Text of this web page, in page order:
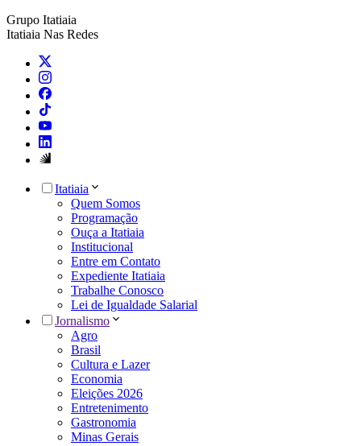
Grupo Itatiaia
Itatiaia Nas Redes
Itatiaia
Quem Somos
Programação
Ouça a Itatiaia
Institucional
Entre em Contato
Expediente Itatiaia
Trabalhe Conosco
Lei de Igualdade Salarial
Jornalismo
Agro
Brasil
Cultura e Lazer
Economia
Eleições 2026
Entretenimento
Gastronomia
Minas Gerais